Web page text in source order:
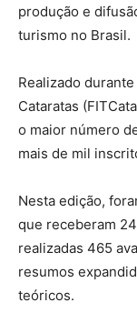
produção e
turismo no Brasil.
Realizado
Cataratas
o maior número
mais de mil
Nesta edição,
que receberam
realizadas 465
resumos
teóricos.